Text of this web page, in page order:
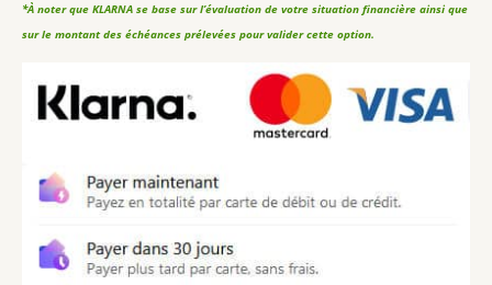
*À noter que KLARNA se base sur l’évaluation de votre situation financière ainsi que
sur le montant des échéances prélevées pour valider cette option.